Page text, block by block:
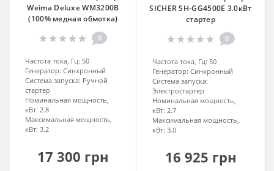
Weima Deluxe WM3200B
(100% медная обмотка)
0
Частота тока, Гц: 50
Генератор: Синхронный
Система запуска: Ручной
стартер
Номинальная мощность,
кВт: 2.8
Максимальная мощность,
кВт: 3.2
17 300 грн
SICHER SH-GG4500E 3.0кВт
стартер
0
Частота тока, Гц: 50
Генератор: Синхронный
Система запуска:
Электростартер
Номинальная мощность,
кВт: 2.7
Максимальная мощность,
кВт: 3.0
16 925 грн